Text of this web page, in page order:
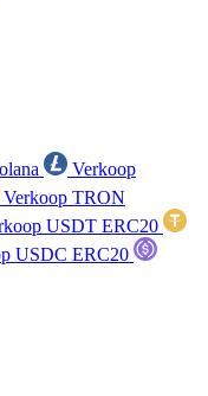
Verkoop
Verkoop TRON
USDT ERC20
USDC ERC20